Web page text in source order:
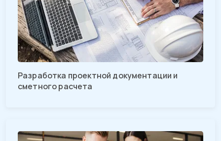
Разработка проектной документации и
сметного расчета